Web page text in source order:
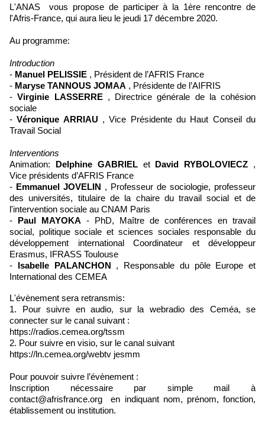
L'ANAS vous propose de participer à la 1ère rencontre de
l'Afris-France, qui aura lieu le jeudi 17 décembre 2020.
Au programme:
Introduction
- Manuel PELISSIE , Président de l’AFRIS France
- Maryse TANNOUS JOMAA , Présidente de l’AIFRIS
- Virginie LASSERRE, Directrice générale de la cohésion
sociale
- Véronique ARRIAU , Vice Présidente du Haut Conseil du
Travail Social
Interventions
Animation: Delphine GABRIELet David RYBOLOVIECZ ,
Vice présidents d’AFRIS France
- Emmanuel JOVELIN , Professeur de sociologie, professeur
des universités, titulaire de la chaire du travail social et de
l'intervention sociale au CNAM Paris
- Paul MAYOKA - PhD, Maître de conférences en travail
social, politique sociale et sciences sociales responsable du
développement international Coordinateur et développeur
Erasmus, IFRASS Toulouse
- Isabelle PALANCHON , Responsable du pôle Europe et
International des CEMEA
L'évènement sera retransmis:
1. Pour suivre en audio, sur la webradio des Ceméa, se
connecter sur le canal suivant :
https://radios.cemea.org/tssm
2. Pour suivre en visio, sur le canal suivant
https://ln.cemea.org/webtv jesmm
Pour pouvoir suivre l’évènement :
Inscription nécessaire par simple mail à
contact@afrisfrance.org en indiquant nom, prénom, fonction,
établissement ou institution.